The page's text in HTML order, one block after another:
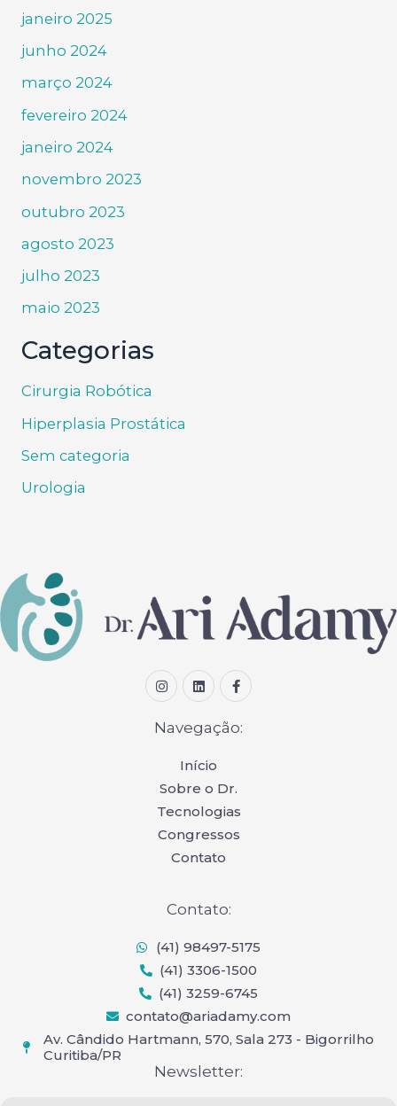
janeiro 2025
junho 2024
março 2024
fevereiro 2024
janeiro 2024
novembro 2023
outubro 2023
agosto 2023
julho 2023
maio 2023
Categorias
Cirurgia Robótica
Hiperplasia Prostática
Sem categoria
Urologia
I
n
t
a
m
L
i
k
e
i
F
a
e
b
-
Navegação:
Início
Sobre o Dr.
Tecnologias
Congressos
Contato
Contato:
(41) 98497-5175
(41) 3306-1500
(41) 3259-6745
contato@ariadamy.com
Av. Cândido Hartmann, 570, Sala 273 - Bigorrilho
Curitiba/PR
Newsletter: